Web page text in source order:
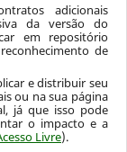
adicionais
da versão do
em repositório
de
e distribuir seu
ou na sua página
já que isso pode
o impacto e a
Livre).